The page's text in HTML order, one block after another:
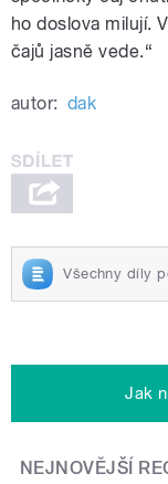
ho doslova milují.
čajů jasně vede.“
autor: dak
Všechny díly
Jak
NEJNOVĚJŠÍ